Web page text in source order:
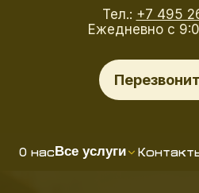
Тел.: +7 495
Ежедневно с
О насВсе услуги